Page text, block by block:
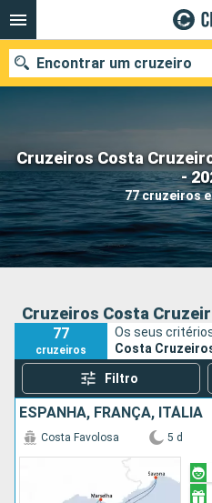
Cruzeiros Costa
-
77 cruzeiros
Encontrar um cruzeiro
Quando ir?
Data de partida
Portos
Cruzeiros Costa
77
cruzeiros
Os seus
Costa
Filtro
ESPANHA, FRANÇA, ITÁLIA
Costa Favolosa 5 d